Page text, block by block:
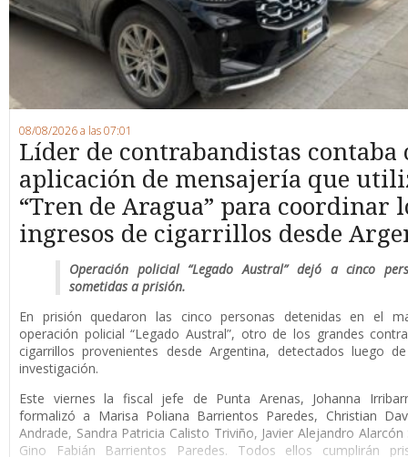
08/08/2026 a las 07:01
Líder de contrabandistas contaba
aplicación de mensajería que
“Tren de Aragua” para coordinar
ingresos de cigarrillos desde
Operación policial “Legado Austral” dejó a cinco
sometidas a prisión.
En prisión quedaron las cinco personas detenidas en el
operación policial “Legado Austral”, otro de los grandes
cigarrillos provenientes desde Argentina, detectados luego
investigación.
Este viernes la fiscal jefe de Punta Arenas, Johanna
formalizó a Marisa Poliana Barrientos Paredes, Christian
Andrade, Sandra Patricia Calisto Triviño, Javier Alejandro Alarcón
Gino Fabián Barrientos Paredes. Todos ellos cumplirán